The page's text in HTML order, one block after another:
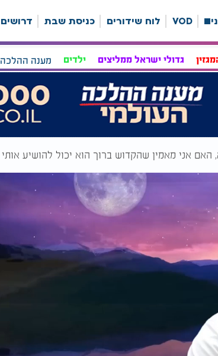
VOD לוח שידורים כניסת שבת דרושים
גדולי ישראל ממליצים ילדים מענה ההלכה
אני מאמין שהקדוש ברוך הוא יכול להושיע אותי